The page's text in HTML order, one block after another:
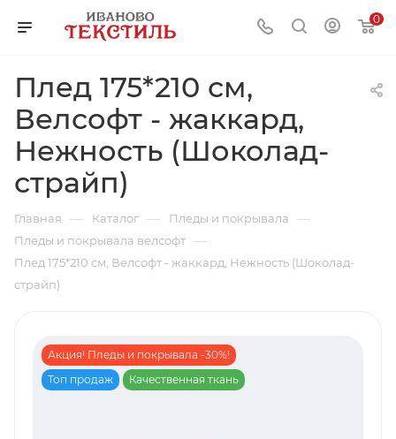
0
Плед 175*210 см,
Велсофт - жаккард,
Нежность (Шоколад-
страйп)
Главная — Каталог — Пледы и покрывала —
Пледы и покрывала велсофт —
Плед 175*210 см, Велсофт - жаккард, Нежность (Шоколад-
страйп)
Акция! Пледы и покрывала -30%!
Топ продаж
Качественная ткань